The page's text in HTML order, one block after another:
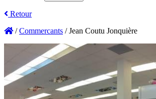
Retour
/Commercants /Jean Coutu Jonquière